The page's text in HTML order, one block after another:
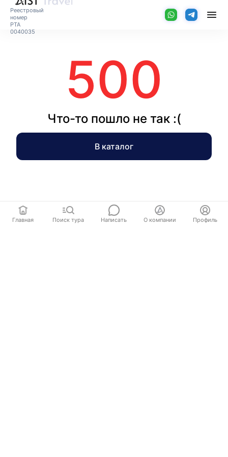
Реестровый
номер
РТА
0040035
500
Что-то пошло не так :(
В каталог
Главная Поиск тура Написать О компании Профиль